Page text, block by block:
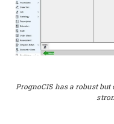
PrognoCIS has a robust